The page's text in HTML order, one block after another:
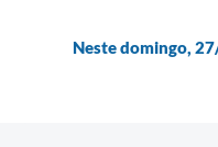
Neste domingo,